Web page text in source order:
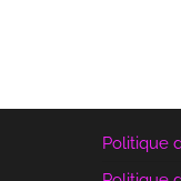
Politique